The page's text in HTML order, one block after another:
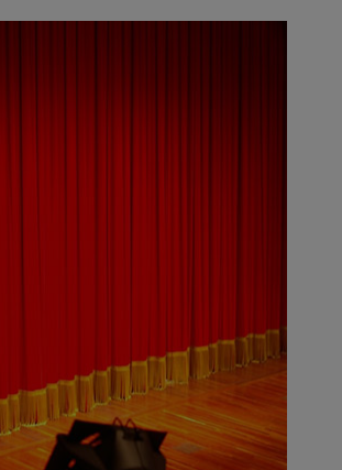
Omagiu adus regizorului Timotei